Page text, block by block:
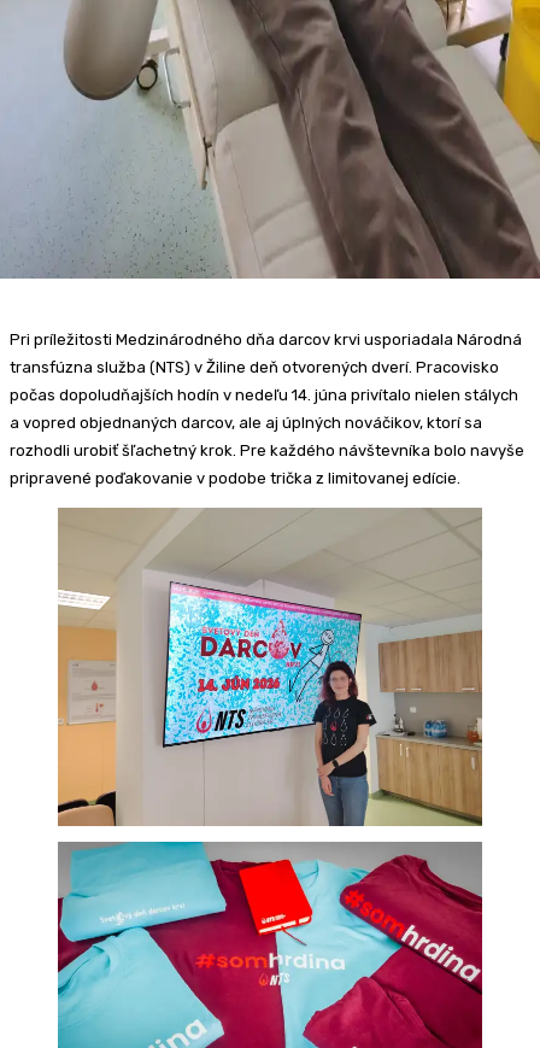
Pri príležitosti Medzinárodného dňa darcov krvi usporiadala Národná
transfúzna služba (NTS) v Žiline deň otvorených dverí. Pracovisko
počas dopoludňajších hodín v nedeľu 14. júna privítalo nielen stálych
a vopred objednaných darcov, ale aj úplných nováčikov, ktorí sa
rozhodli urobiť šľachetný krok. Pre každého návštevníka bolo navyše
pripravené poďakovanie v podobe trička z limitovanej edície.